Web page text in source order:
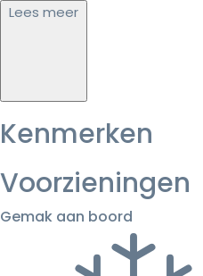
Lees meer
Kenmerken
Voorzieningen
Gemak aan boord